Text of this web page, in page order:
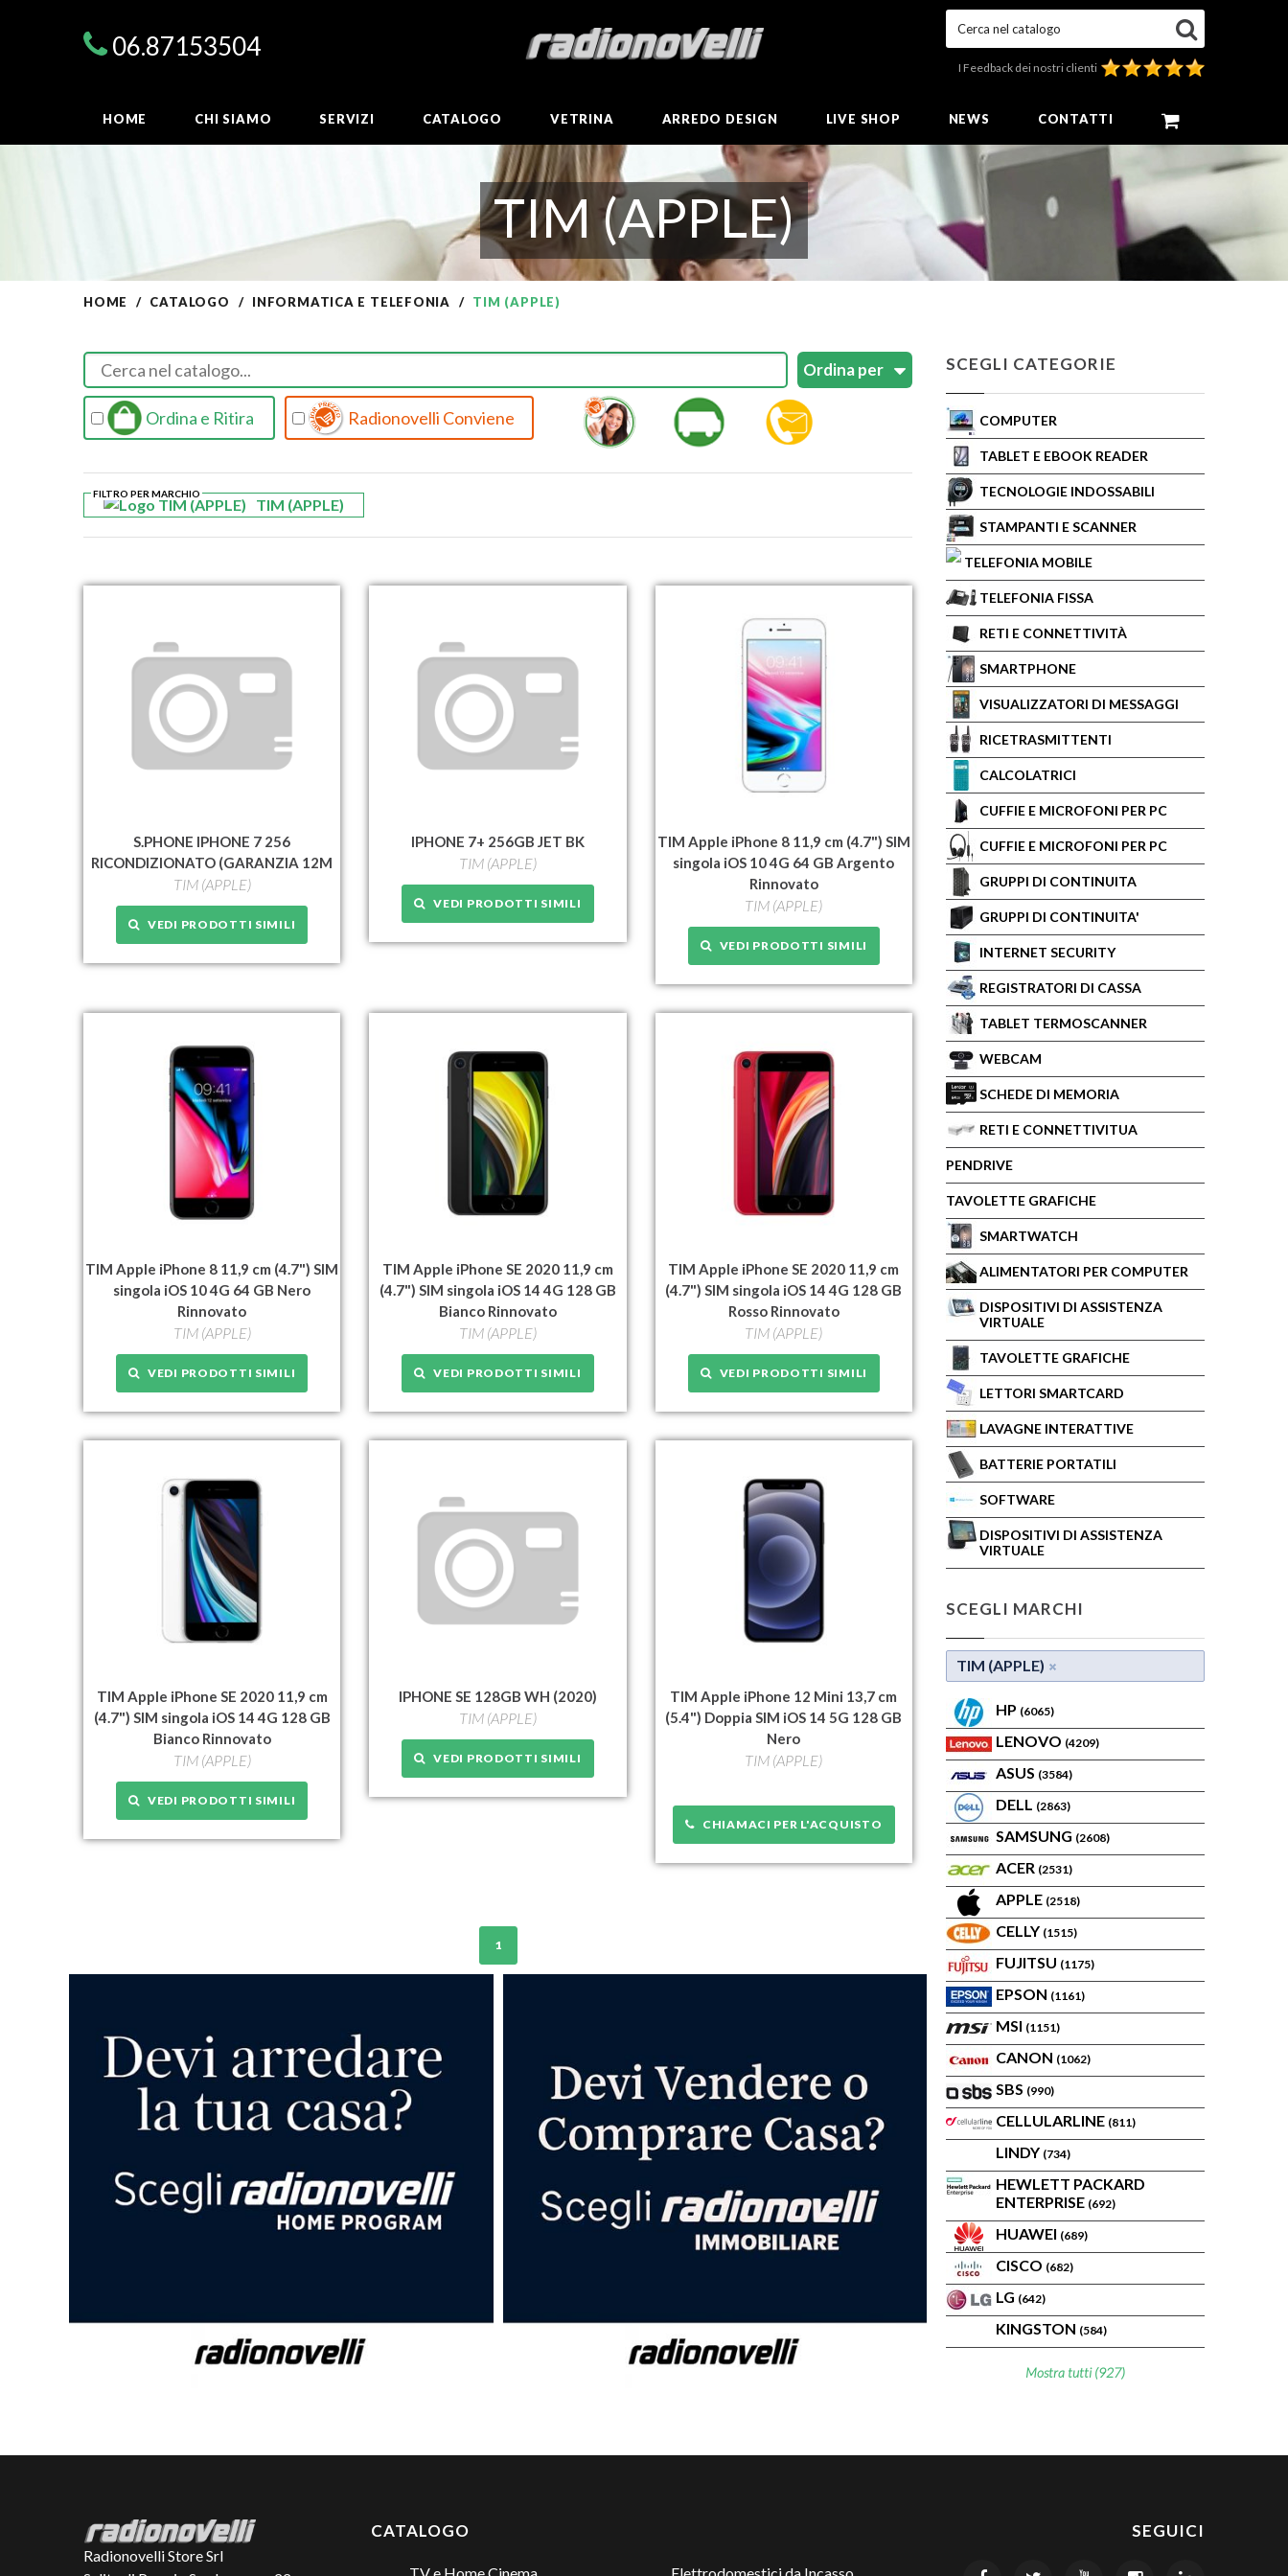
06.87153504
Cerca nel catalogo
I Feedback dei nostri clienti
HOME CHI SIAMO SERVIZI CATALOGO VETRINA ARREDO DESIGN LIVE SHOP NEWS CONTATTI
TIM (APPLE)
HOME CATALOGO INFORMATICA E TELEFONIA TIM (APPLE)
SCEGLI CATEGORIE
COMPUTER
TABLET E EBOOK READER
TECNOLOGIE INDOSSABILI
STAMPANTI E SCANNER
TELEFONIA MOBILE
TELEFONIA FISSA
RETI E CONNETTIVITÀ
SMARTPHONE
VISUALIZZATORI DI MESSAGGI
RICETRASMITTENTI
CALCOLATRICI
CUFFIE E MICROFONI PER PC
CUFFIE E MICROFONI PER PC
GRUPPI DI CONTINUITA
GRUPPI DI CONTINUITA'
INTERNET SECURITY
REGISTRATORI DI CASSA
TABLET TERMOSCANNER
WEBCAM
SCHEDE DI MEMORIA
RETI E CONNETTIVITUA
PENDRIVE
TAVOLETTE GRAFICHE
SMARTWATCH
ALIMENTATORI PER COMPUTER
DISPOSITIVI DI ASSISTENZA
VIRTUALE
TAVOLETTE GRAFICHE
LETTORI SMARTCARD
LAVAGNE INTERATTIVE
BATTERIE PORTATILI
SOFTWARE
DISPOSITIVI DI ASSISTENZA
VIRTUALE
SCEGLI MARCHI
TIM (APPLE)
HP (6065)
LENOVO (4209)
ASUS (3584)
DELL (2863)
SAMSUNG (2608)
ACER (2531)
APPLE (2518)
CELLY (1515)
FUJITSU (1175)
EPSON (1161)
MSI (1151)
CANON (1062)
SBS (990)
CELLULARLINE (811)
LINDY (734)
HEWLETT PACKARD
ENTERPRISE (692)
HUAWEI (689)
CISCO (682)
LG (642)
KINGSTON (584)
Mostra tutti (927)
Ordina e Ritira Radionovelli Conviene
TIM (APPLE)
FILTRO PER MARCHIO
S.PHONE IPHONE 7 256
RICONDIZIONATO (GARANZIA 12M
TIM (APPLE)
VEDI PRODOTTI SIMILI
IPHONE 7+ 256GB JET BK
TIM (APPLE)
VEDI PRODOTTI SIMILI
TIM Apple iPhone 8 11,9 cm (4.7") SIM
singola iOS 10 4G 64 GB Argento
Rinnovato
TIM (APPLE)
VEDI PRODOTTI SIMILI
TIM Apple iPhone 8 11,9 cm (4.7") SIM
singola iOS 10 4G 64 GB Nero
Rinnovato
TIM (APPLE)
VEDI PRODOTTI SIMILI
TIM Apple iPhone SE 2020 11,9 cm
(4.7") SIM singola iOS 14 4G 128 GB
Bianco Rinnovato
TIM (APPLE)
VEDI PRODOTTI SIMILI
TIM Apple iPhone SE 2020 11,9 cm
(4.7") SIM singola iOS 14 4G 128 GB
Rosso Rinnovato
TIM (APPLE)
VEDI PRODOTTI SIMILI
TIM Apple iPhone SE 2020 11,9 cm
(4.7") SIM singola iOS 14 4G 128 GB
Bianco Rinnovato
TIM (APPLE)
VEDI PRODOTTI SIMILI
IPHONE SE 128GB WH (2020)
TIM (APPLE)
VEDI PRODOTTI SIMILI
TIM Apple iPhone 12 Mini 13,7 cm
(5.4") Doppia SIM iOS 14 5G 128 GB
Nero
TIM (APPLE)
CHIAMACI PER L'ACQUISTO
1
SEGUICI
Radionovelli Store Srl
CATALOGO